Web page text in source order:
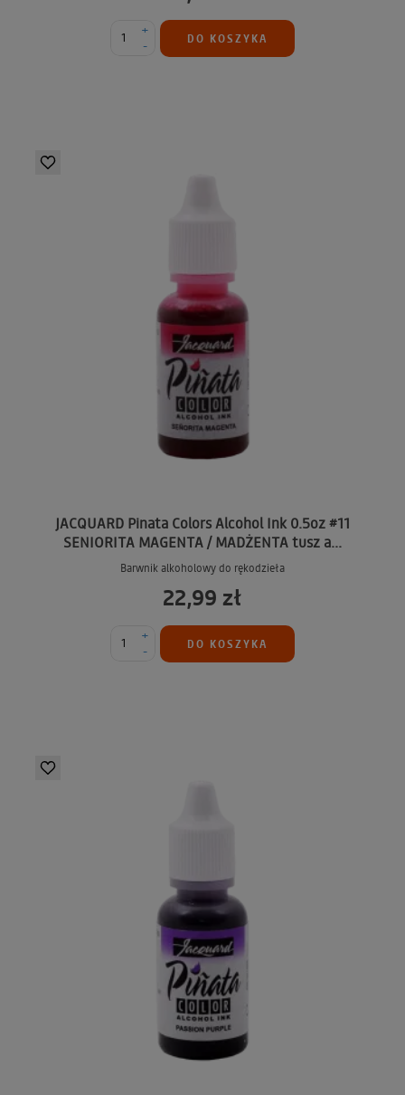
-
+
DO KOSZYKA
JACQUARD Pinata Colors Alcohol Ink 0.5oz #11
SENIORITA MAGENTA / MADŻENTA tusz a...
Barwnik alkoholowy do rękodzieła
22,99 zł
-
+
DO KOSZYKA